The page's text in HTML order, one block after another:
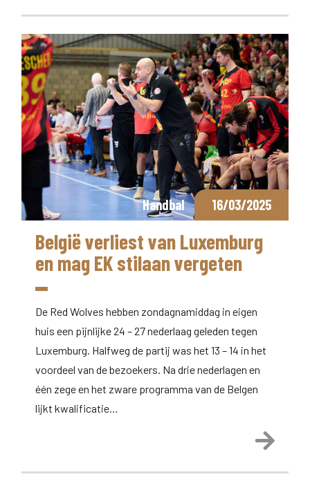
Handbal 16/03/2025
België verliest van Luxemburg
en mag EK stilaan vergeten
De Red Wolves hebben zondagnamiddag in eigen
huis een pijnlijke 24 – 27 nederlaag geleden tegen
Luxemburg. Halfweg de partij was het 13 – 14 in het
voordeel van de bezoekers. Na drie nederlagen en
één zege en het zware programma van de Belgen
lijkt kwalificatie…
Lees